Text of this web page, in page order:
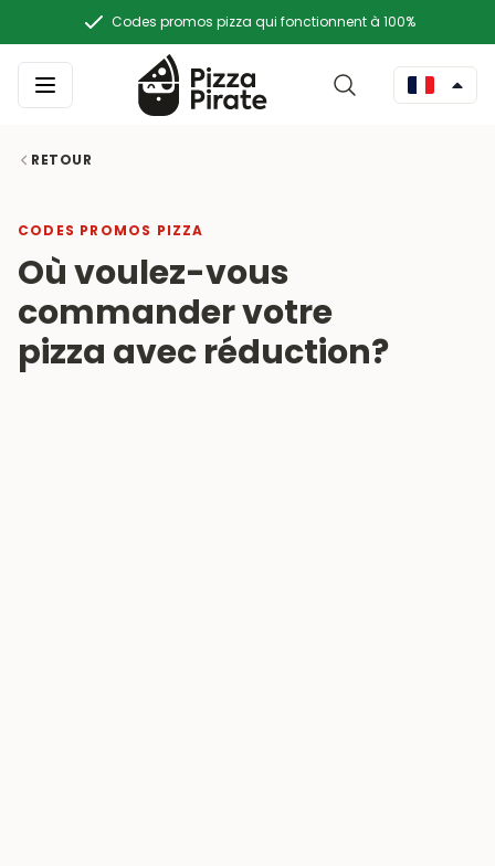
Codes promos pizza qui fonctionnent à 100%
RETOUR
CODES PROMOS PIZZA
Où voulez-vous
commander votre
pizza avec réduction?